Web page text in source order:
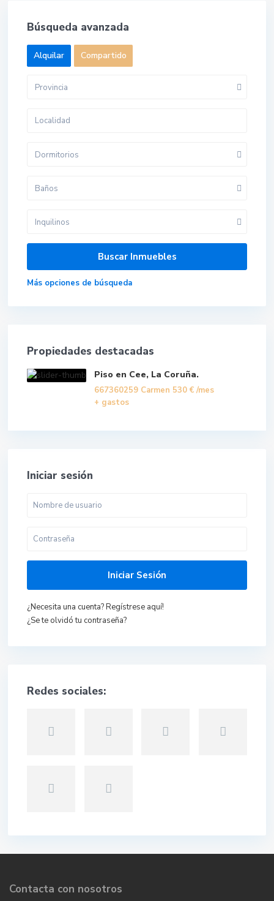
Búsqueda avanzada
Alquilar Compartido
Provincia
Dormitorios
Baños
Inquilinos
Más opciones de búsqueda
Propiedades destacadas
Piso en Cee, La Coruña.
667360259 Carmen 530 € /mes
+ gastos
Iniciar sesión
Iniciar Sesión
¿Necesita una cuenta? Regístrese aquí!
¿Se te olvidó tu contraseña?
Redes sociales:
Contacta con nosotros